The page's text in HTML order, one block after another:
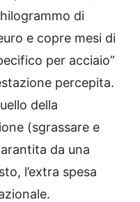
di
e copre mesi di
per acciaio”
percepita.
della
(sgrassare e
da una
l’extra spesa